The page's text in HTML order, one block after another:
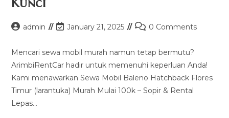
Kunci
Postadmin
Post
modified:
January 21, 2025
Post0 Comments
Mencari sewa mobil murah namun tetap bermutu?
ArimbiRentCar hadir untuk memenuhi keperluan Anda!
Kami menawarkan Sewa Mobil Baleno Hatchback Flores
Timur (larantuka) Murah Mulai 100k – Sopir & Rental
Lepas…